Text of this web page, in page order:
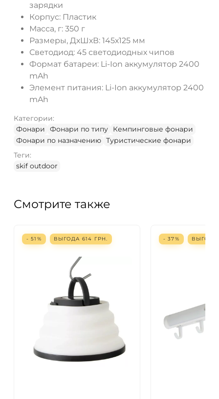
зарядки
Корпус: Пластик
Масса, г: 350 г
Размеры, ДхШхВ: 145х125 мм
Светодиод: 45 светодиодных чипов
Формат батареи: Li-Ion аккумулятор 2400
mAh
Элемент питания: Li-Ion аккумулятор 2400
mAh
Категории:
Фонари
Фонари по типу
Кемпинговые фонари
Фонари по назначению Туристические фонари
Теги:
skif outdoor
Смотрите также
- 51% ВЫГОДА 614 ГРН. - 37%